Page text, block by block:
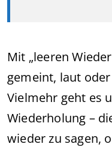
Mit „leeren
gemeint, laut
Vielmehr geht es
Wiederholung –
wieder zu sagen,